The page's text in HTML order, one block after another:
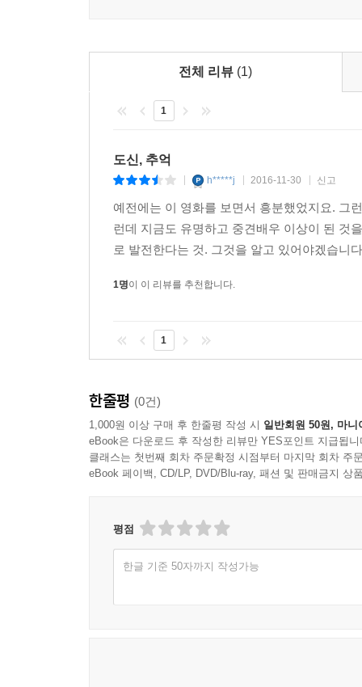
전체 리뷰 (1)
1
도신, 추억
h*****j 2016-11-30 신고
예전에는 이 영화를 보면서 흥분했었지요. 그
런데 지금도 유명하고 중견배우 이상이 된 것
로 발전한다는 것. 그것을 알고 있어야겠습니
1명이 이 리뷰를 추천합니다.
1
한줄평 (0건)
1,000원 이상 구매 후 한줄평 작성 시 일반회원 50원, 마니
eBook은 다운로드 후 작성한 리뷰만 YES포인트 지급됩니
클래스는 첫번째 회차 주문확정 시점부터 마지막 회차 주
eBook 페이백, CD/LP, DVD/Blu-ray, 패션 및 판매금지 상
평점
한글 기준 50자까지 작성가능